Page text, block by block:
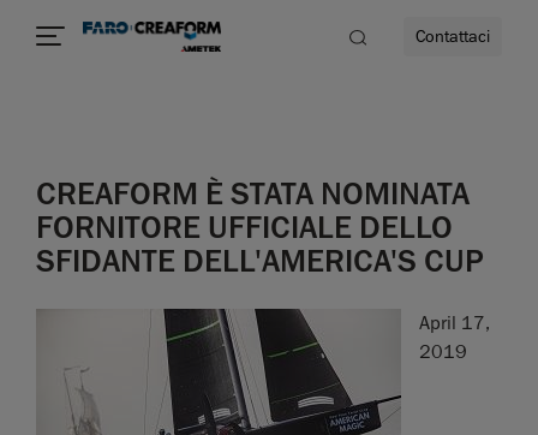
Contattaci
CREAFORM È STATA NOMINATA
FORNITORE UFFICIALE DELLO
SFIDANTE DELL'AMERICA'S CUP
April 17,
2019